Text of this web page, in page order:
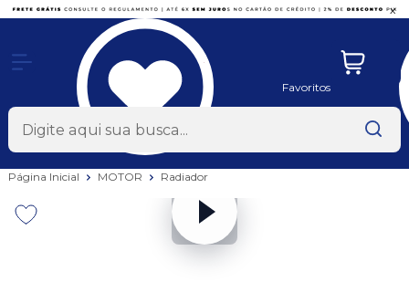
x
Favoritos
Página Inicial MOTOR Radiador